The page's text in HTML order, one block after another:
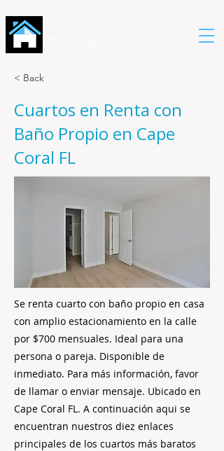
< Back
Cuartos en Renta con
Baño Propio en Cape
Coral FL
Se renta cuarto con baño propio en casa
con amplio estacionamiento en la calle
por $700 mensuales. Ideal para una
persona o pareja. Disponible de
inmediato. Para más información, favor
de llamar o enviar mensaje. Ubicado en
Cape Coral FL. A continuación aqui se
encuentran nuestros diez enlaces
principales de los cuartos más baratos